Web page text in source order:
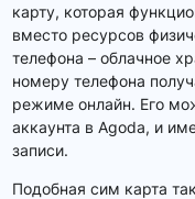
карту, которая
вместо ресурсов
телефона – облачное
номеру телефона
режиме онлайн. Его
аккаунта в Agoda, и
записи.
Подобная сим карта